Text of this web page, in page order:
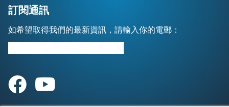
訂閱通訊
如希望取得我們的最新資訊，請輸入你的電郵：